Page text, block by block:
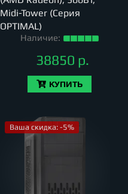
Midi-Tower (Серия
OPTIMAL)
Наличие:
38850 р.
КУПИТЬ
Ваша скидка: -5%